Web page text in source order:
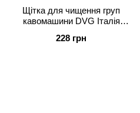
Щітка для чищення груп
кавомашини DVG Італія
228 грн